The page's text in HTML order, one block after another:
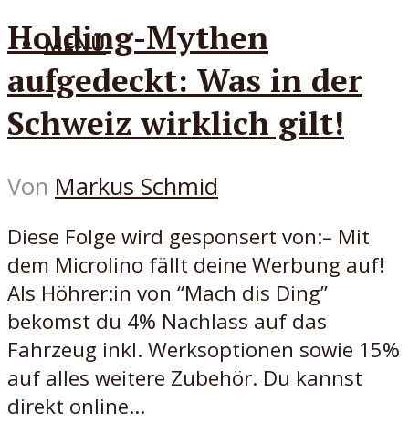
MENÜ
Holding-Mythen
aufgedeckt: Was in der
Schweiz wirklich gilt!
Von Markus Schmid
Diese Folge wird gesponsert von:– Mit
dem Microlino fällt deine Werbung auf!
Als Höhrer:in von “Mach dis Ding”
bekomst du 4% Nachlass auf das
Fahrzeug inkl. Werksoptionen sowie 15%
auf alles weitere Zubehör. Du kannst
direkt online...